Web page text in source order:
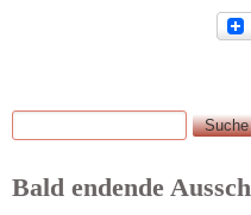
Suchformular
Suche
Bald endende